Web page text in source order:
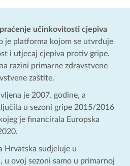
učinkovitosti cjepiva
je platforma kojom se utvrđuje
i utjecaj cjepiva protiv gripe.
razini primarne zdravstvene
zaštite.
je 2007. godine, a
u sezoni gripe 2015/2016
je financirala Europska
Hrvatska sudjeluje u
u ovoj sezoni samo u primarnoj